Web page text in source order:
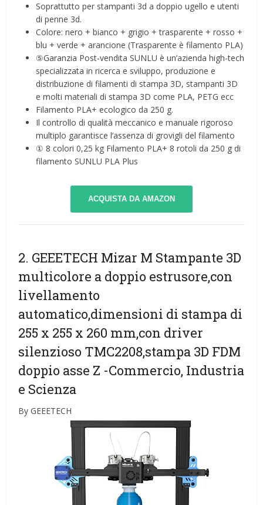
Soprattutto per stampanti 3d a doppio ugello e utenti
di penne 3d.
Colore: nero + bianco + grigio + trasparente + rosso +
blu + verde + arancione (Trasparente è filamento PLA)
⑤Garanzia Post-vendita SUNLU è un’azienda high-tech
specializzata in ricerca e sviluppo, produzione e
distribuzione di filamenti di stampa 3D, stampanti 3D
e molti materiali di stampa 3D come PLA, PETG ecc
Filamento PLA+ ecologico da 250 g.
Il controllo di qualità meccanico e manuale rigoroso
multiplo garantisce l’assenza di grovigli del filamento
① 8 colori 0,25 kg Filamento PLA+ 8 rotoli da 250 g di
filamento SUNLU PLA Plus
ACQUISTA DA AMAZON
2. GEEETECH Mizar M Stampante 3D
multicolore a doppio estrusore,con
livellamento
automatico,dimensioni di stampa di
255 x 255 x 260 mm,con driver
silenzioso TMC2208,stampa 3D FDM
doppio asse Z -Commercio, Industria
e Scienza
By GEEETECH